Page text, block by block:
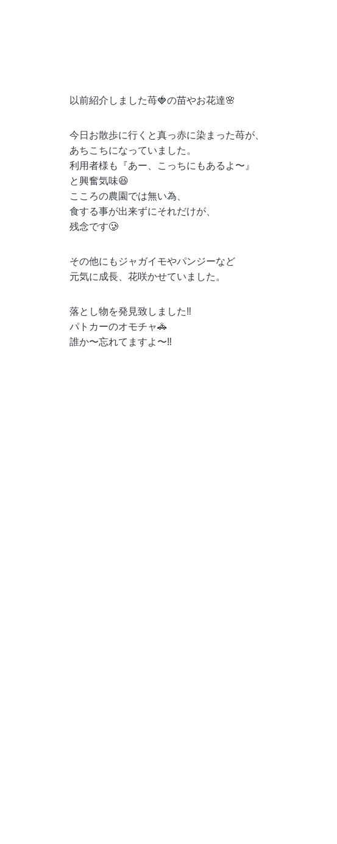
以前紹介しました苺🍓の苗やお花達🌸
今日お散歩に行くと真っ赤に染まった苺が、
あちこちになっていました。
利用者様も『あー、こっちにもあるよ〜』
と興奮気味😆
こころの農園では無い為、
食する事が出来ずにそれだけが、
残念です🥲
その他にもジャガイモやパンジーなど
元気に成長、花咲かせていました。
落とし物を発見致しました‼︎
パトカーのオモチャ🚓
誰か〜忘れてますよ〜‼︎